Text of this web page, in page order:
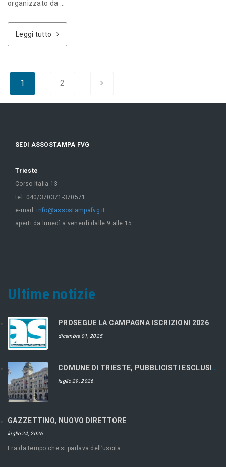
organizzato da ...
Leggi tutto
1 2
SEDI ASSOSTAMPA FVG
Trieste
Corso Italia 13
tel. 040/370371-370571
e-mail: info@assostampafvg.it
aperti da lunedì a venerdì dalle 9 alle 15
Ultime notizie
PROSEGUE LA CAMPAGNA ISCRIZIONI 2026
dicembre 01, 2025
COMUNE DI TRIESTE, PUBBLICISTI ESCLUSI DAL CONCORSO
luglio 29, 2026
GAZZETTINO, NUOVO DIRETTORE
luglio 24, 2026
Era da tempo che si parlava dell’uscita